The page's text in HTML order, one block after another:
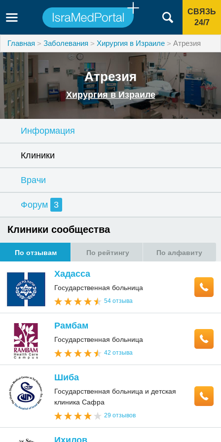
СВЯЗЬ
24/7
Главная Заболевания Хирургия в Израиле Атрезия
Атрезия
Хирургия в Израиле
Информация
Клиники
Врачи
Форум 3
Клиники сообщества
По отзывам По рейтингу По алфавиту
Хадасса
Государственная больница
54 отзыва
Рамбам
Государственная больница
42 отзыва
Шиба
Государственная больница и детская
клиника Сафра
29 отзывов
Ихилов